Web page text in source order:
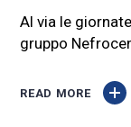
Al via le
gruppo
READ MORE